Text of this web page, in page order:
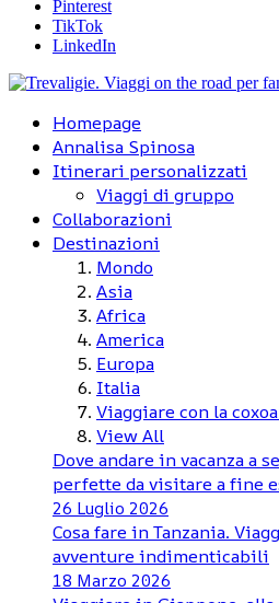
Pinterest
TikTok
LinkedIn
Homepage
Annalisa Spinosa
Itinerari personalizzati
Viaggi di gruppo
Collaborazioni
Destinazioni
Mondo
Asia
Africa
America
Europa
Italia
Viaggiare con la
View All
Dove andare in vacanza a
perfette da visitare a fine
26 Luglio 2026
Cosa fare in Tanzania.
avventure indimenticabili
18 Marzo 2026